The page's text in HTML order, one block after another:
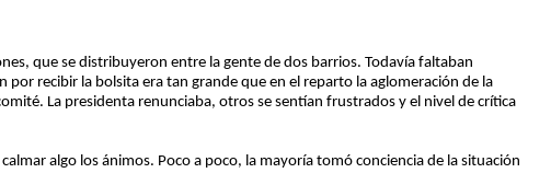
que se distribuyeron entre la gente de dos barrios. Todavía faltaban
recibir la bolsita era tan grande que en el reparto la aglomeración de la
La presidenta renunciaba, otros se sentían frustrados y el nivel de crítica
algo los ánimos. Poco a poco, la mayoría tomó conciencia de la situación